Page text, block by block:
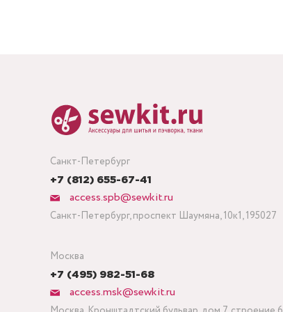
Санкт-Петербург
+7 (812) 655-67-41
access.spb@sewkit.ru
Санкт-Петербург, проспект Шаумяна, 10к1, 195027
Москва
+7 (495) 982-51-68
access.msk@sewkit.ru